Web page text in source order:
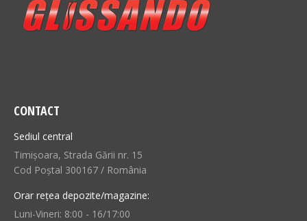
CONTACT
Sediul central
Timișoara, Strada Gării nr. 15
Cod Poștal 300167 / România
Orar rețea depozite/magazine:
Luni-Vineri: 8:00 - 16/17:00